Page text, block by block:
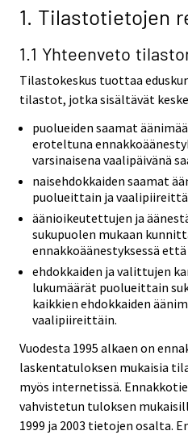
1. Tilastotietojen
1.1 Yhteenveto
Tilastokeskus tuottaa
tilastot, jotka sisältävät
puolueiden saamat
eroteltuna
varsinaisena vaalipäivänä
naisehdokkaiden saamat
puolueittain ja
äänioikeutettujen ja
sukupuolen mukaan
ennakkoäänestyksessä
ehdokkaiden ja valittujen
lukumäärät puolueittain
kaikkien ehdokkaiden
vaalipiireittäin.
Vuodesta 1995 alkaen on
laskentatuloksen mukaisia
myös internetissä.
vahvistetun tuloksen
1999 ja 2003 tietojen osalta.